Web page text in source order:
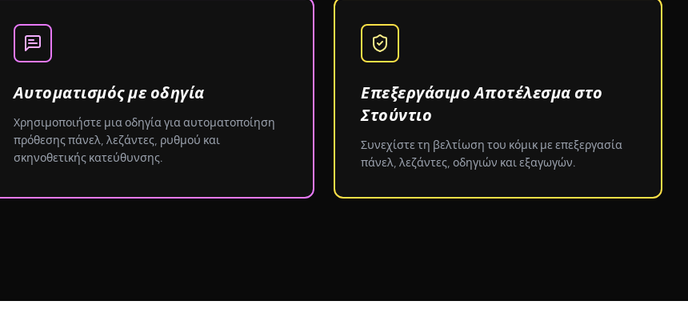
Αυτοματισμός με οδηγία
Χρησιμοποιήστε μια οδηγία για αυτοματοποίηση
πρόθεσης πάνελ, λεζάντες, ρυθμού και
σκηνοθετικής κατεύθυνσης.
Επεξεργάσιμο Αποτέλεσμα στο
Στούντιο
Συνεχίστε τη βελτίωση του κόμικ με επεξεργασία
πάνελ, λεζάντες, οδηγιών και εξαγωγών.